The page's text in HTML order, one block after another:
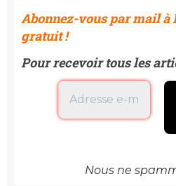
Abonnez-vous par mail à
gratuit !
Pour recevoir tous les
Nous ne